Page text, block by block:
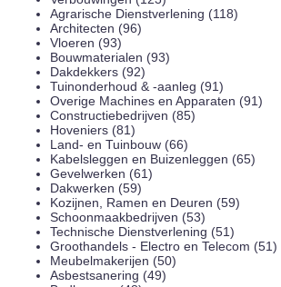
Agrarische Dienstverlening (118)
Architecten (96)
Vloeren (93)
Bouwmaterialen (93)
Dakdekkers (92)
Tuinonderhoud & -aanleg (91)
Overige Machines en Apparaten (91)
Constructiebedrijven (85)
Hoveniers (81)
Land- en Tuinbouw (66)
Kabelsleggen en Buizenleggen (65)
Gevelwerken (61)
Dakwerken (59)
Kozijnen, Ramen en Deuren (59)
Schoonmaakbedrijven (53)
Technische Dienstverlening (51)
Groothandels - Electro en Telecom (51)
Meubelmakerijen (50)
Asbestsanering (49)